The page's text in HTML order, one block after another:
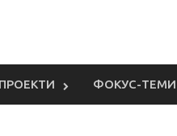
ФОКУС-ТЕМИ